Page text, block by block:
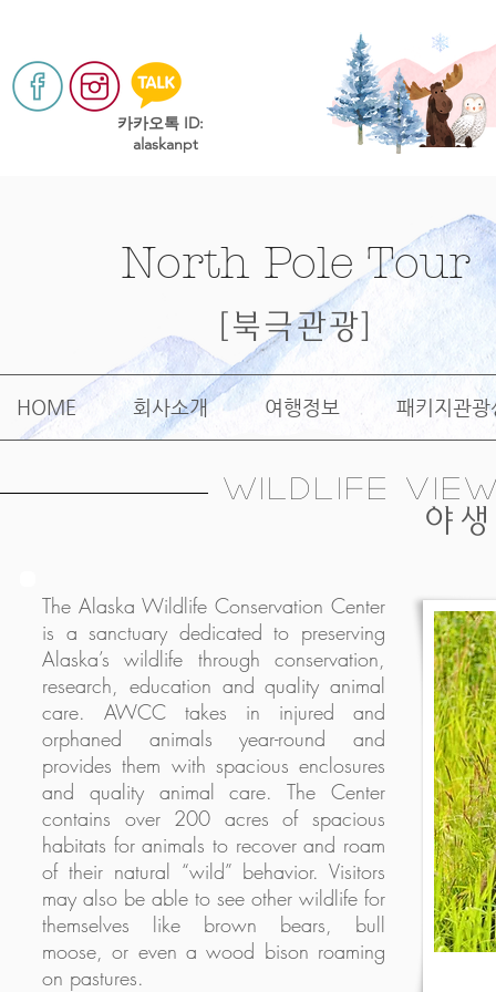
​카카오톡 ID:
alaskanpt
North Pole Tour
[북극관광]
wildlife
야
The Alaska Wildlife Conservation Center
is a sanctuary dedicated to preserving
Alaska’s wildlife through conservation,
research, education and quality animal
care. AWCC takes in injured and
orphaned animals year-round and
provides them with spacious enclosures
and quality animal care. The Center
contains over 200 acres of spacious
habitats for animals to recover and roam
of their natural “wild” behavior. Visitors
may also be able to see other wildlife for
themselves like brown bears, bull
moose, or even a wood bison roaming
on pastures.
HOME 회사소개 여행정보 패키지관광